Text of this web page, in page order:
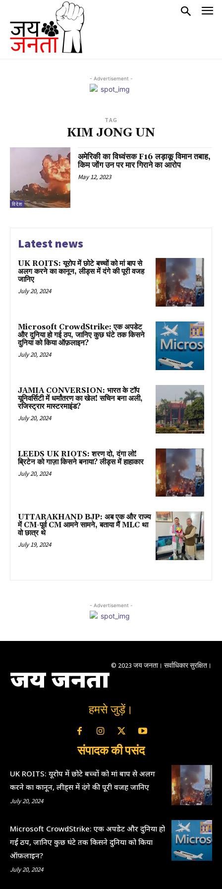
- Advertisement -
TAG
KIM JONG UN
विदेश
अमेरिकी का विध्वंसक F16 लड़ाकू विमान तबाह,
किम जोंग उन पर मार गिराने का आरोप
May 12, 2023
Latest news
UK ROITS: यूरोप में छोटे बच्चों को मां बाप से
अलग करने का कानून, लीड्स में दंगे की पूरी वजह
जानिए
July 20, 2024
Microsoft CrowdStrike: एक अपडेट
और दुनिया हो गई ठप, जानिए कुछ घंटे तक किसने
दुनिया को किया ऑफ़लाइन?
July 20, 2024
JAMIA CONVERSION: भारत के टॉप
यूनिवर्सिटी में धर्मांतरण का खेल! सचिन बना अली,
रजिस्ट्रार मास्टरमाइंड?
July 20, 2024
LEEDS UK RIOTS: शरण दो, दंगा लो!
ब्रिटेन को गाज़ा किसने बनाया? लीड्स में हाहाकार
July 20, 2024
UTTARAKHAND BJP: अब एक और राज्य
में CM-पूर्व CM आमने सामने, बताया मैं MLC था
वो छात्र थे
July 19, 2024
- Advertisement -
जय जनता © 2023 जय जनता। सर्वाधिकार सुरक्षित।
हमसे जुड़ें।
संपादक की पसंद
UK ROITS: यूरोप में छोटे बच्चों को मां बाप से अलग
करने का कानून, लीड्स में दंगे की पूरी वजह जानिए
July 20, 2024
Microsoft CrowdStrike: एक अपडेट और दुनिया हो
गई ठप, जानिए कुछ घंटे तक किसने दुनिया को किया
ऑफ़लाइन?
July 20, 2024